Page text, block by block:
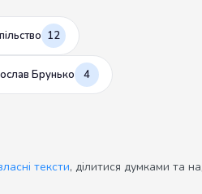
12
Брунько 4
тексти, ділитися думками та